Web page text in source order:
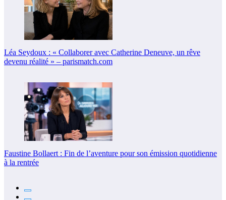
Léa Seydoux : « Collaborer avec Catherine Deneuve, un rêve
devenu réalité » – parismatch.com
Faustine Bollaert : Fin de l’aventure pour son émission quotidienne
à la rentrée